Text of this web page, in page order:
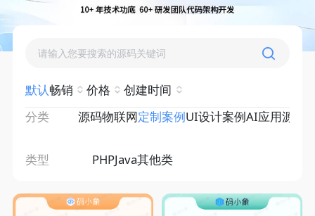
默认畅销 价格
创建时间
分类
源码物联网定制案例UI设计案例AI应用源码
类型 PHPJava其他类